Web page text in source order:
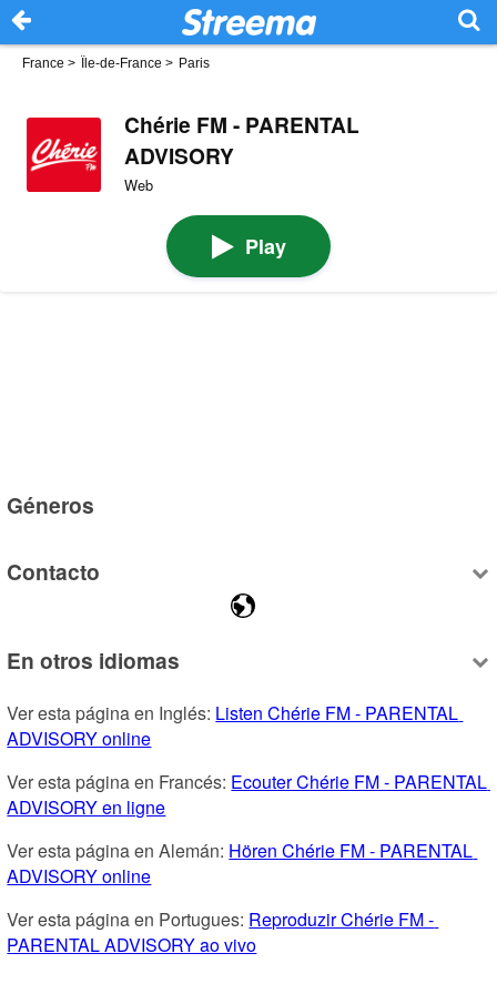
France > Île-de-France > Paris
Chérie FM - PARENTAL
ADVISORY
Web
Play
Géneros
Contacto
En otros idiomas
Ver esta página en Inglés: Listen Chérie FM - PARENTAL
ADVISORY online
Ver esta página en Francés: Ecouter Chérie FM - PARENTAL
ADVISORY en ligne
Ver esta página en Alemán: Hören Chérie FM - PARENTAL
ADVISORY online
Ver esta página en Portugues: Reproduzir Chérie FM -
PARENTAL ADVISORY ao vivo